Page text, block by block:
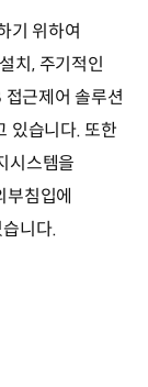
기 위하여
치, 주기적인
근제어 솔루션
있습니다. 또한
시스템을
침입에
니다.